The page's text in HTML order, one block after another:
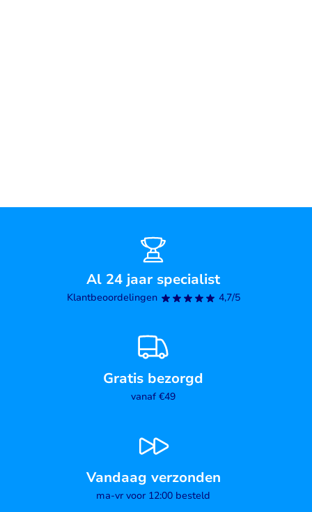
Al 24 jaar specialist
Klantbeoordelingen 4,7/5
Gratis bezorgd
vanaf €49
Vandaag verzonden
ma-vr voor 12:00 besteld